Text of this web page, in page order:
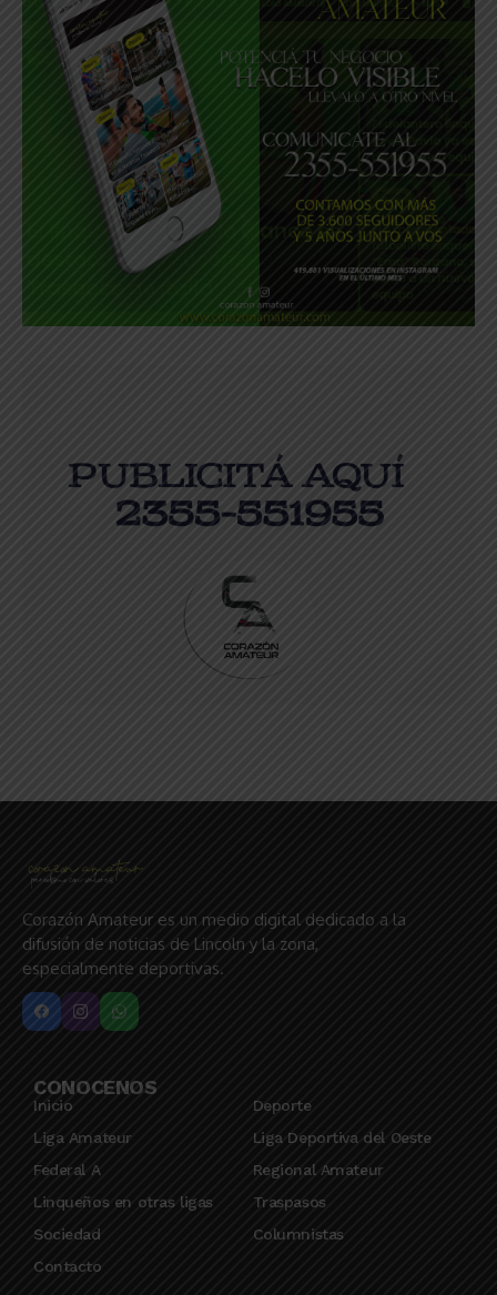
Corazón Amateur es un medio digital dedicado a la
difusión de noticias de Lincoln y la zona,
especialmente deportivas.
CONOCENOS
Inicio
Deporte
Liga Amateur
Liga Deportiva del Oeste
Federal A
Regional Amateur
Linqueños en otras ligas
Traspasos
Sociedad
Columnistas
Contacto